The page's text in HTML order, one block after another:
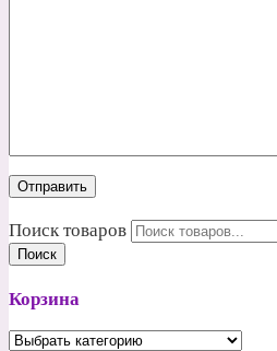
Поиск товаров
Поиск
Корзина